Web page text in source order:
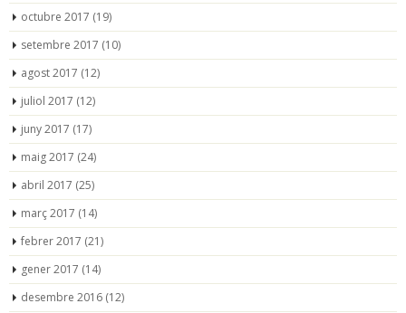
octubre 2017 (19)
setembre 2017 (10)
agost 2017 (12)
juliol 2017 (12)
juny 2017 (17)
maig 2017 (24)
abril 2017 (25)
març 2017 (14)
febrer 2017 (21)
gener 2017 (14)
desembre 2016 (12)